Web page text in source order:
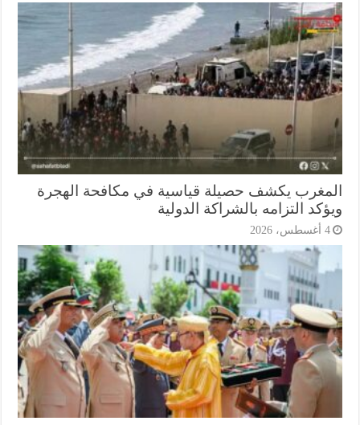
يكشف حصيلة قياسية في مكافحة الهجرة
التزامه بالشراكة الدولية